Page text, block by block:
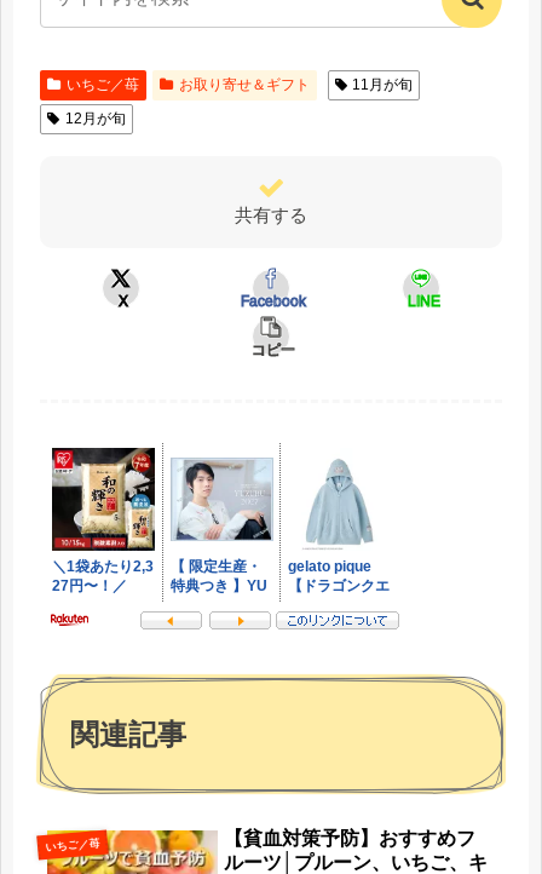
いちご／苺 お取り寄せ＆ギフト
11月が旬
12月が旬
共有する
X Facebook LINE
コピー
関連記事
いちご／苺
【貧血対策予防】おすすめフ
ルーツ│プルーン、いちご、キ